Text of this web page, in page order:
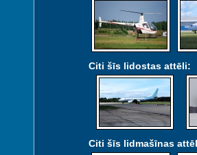
Citi šīs lidostas attēli:
Citi šīs lidmašīnas